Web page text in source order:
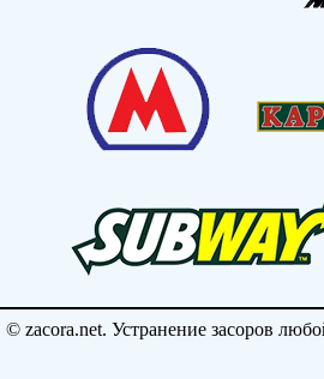
© zacora.net. Устранение засоров